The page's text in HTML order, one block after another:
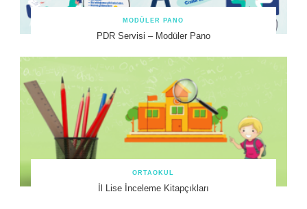
MODÜLER PANO
PDR Servisi – Modüler Pano
ORTAOKUL
İl Lise İnceleme Kitapçıkları